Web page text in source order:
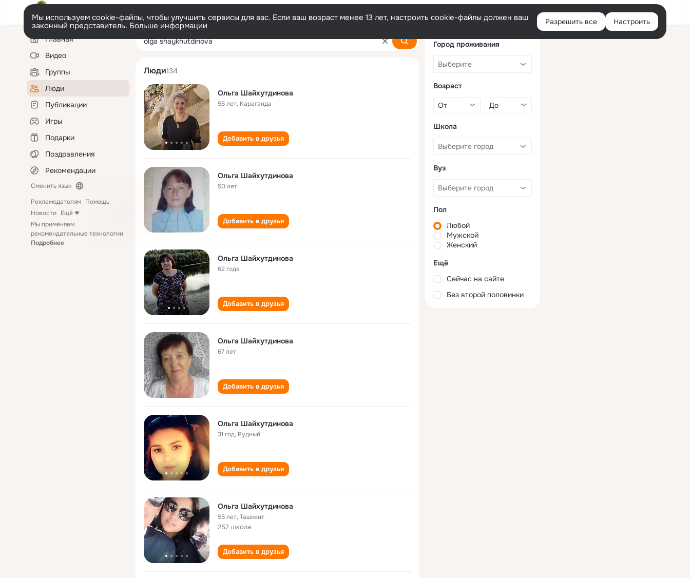
Войти
Мы используем cookie-файлы, чтобы улучшить сервисы для вас. Если ваш возраст менее 13 лет, настроить cookie-файлы должен ваш
законный представитель. Больше информации Разрешить все Настроить
Левая
колонкаГлавная
Видео
Группы
Люди
Публикации
Игры
Подарки
Поздравления
Рекомендации
Сменить язык
Рекламодателям Помощь
Новости Ещё
Мы применяем
рекомендательные технологии
Подробнее
olga shaykhutdinova
Люди134
Ольга Шайхутдинова
55 лет, Караганда
Добавить в друзья
Ольга Шайхутдинова
50 лет
Добавить в друзья
Ольга Шайхутдинова
62 года
Добавить в друзья
Ольга Шайхутдинова
67 лет
Добавить в друзья
Ольга Шайхутдинова
31 год, Рудный
Добавить в друзья
Ольга Шайхутдинова
55 лет,Ташкент
257 школа
Добавить в друзья
Город проживания
Возраст
Школа
Вуз
Пол
Любой
Мужской
Женский
Ещё
Сейчас на сайте
Без второй половинки